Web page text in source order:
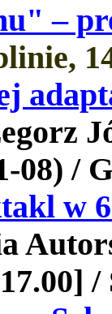
–
08) /
w
/